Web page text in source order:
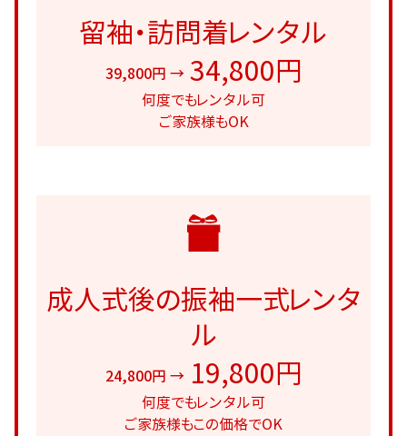
留袖・訪問着レンタル
39,800円 → 34,800円
何度でもレンタル可
ご家族様もOK
成人式後の振袖一式レンタ
ル
24,800円 → 19,800円
何度でもレンタル可
ご家族様もこの価格でOK